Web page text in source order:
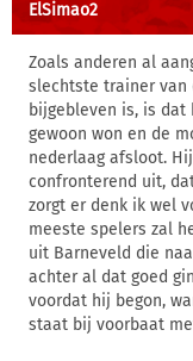
ElSimao2
Zoals anderen al
slechtste trainer van
bijgebleven is, is
gewoon won en de
nederlaag afsloot.
confronterend uit,
zorgt er denk ik wel
meeste spelers zal
uit Barneveld die
achter al dat goed
voordat hij begon,
staat bij voorbaat